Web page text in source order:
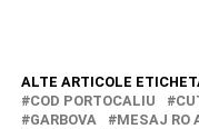
ALTE ARTICOLE
COD PORTOCALIU
GARBOVA
MESAJ RO